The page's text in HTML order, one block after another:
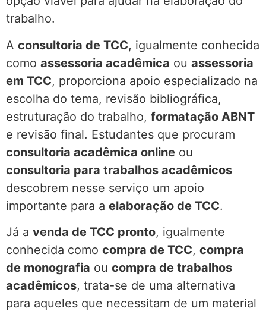
trabalho.
A consultoria de TCC, igualmente conhecida
como assessoria acadêmica ou assessoria
em TCC, proporciona apoio especializado na
escolha do tema, revisão bibliográfica,
estruturação do trabalho, formatação ABNT
e revisão final. Estudantes que procuram
consultoria acadêmica online ou
consultoria para trabalhos acadêmicos
descobrem nesse serviço um apoio
importante para a elaboração de TCC.
Já a venda de TCC pronto, igualmente
conhecida como compra de TCC, compra
de monografia ou compra de trabalhos
acadêmicos, trata-se de uma alternativa
para aqueles que necessitam de um material